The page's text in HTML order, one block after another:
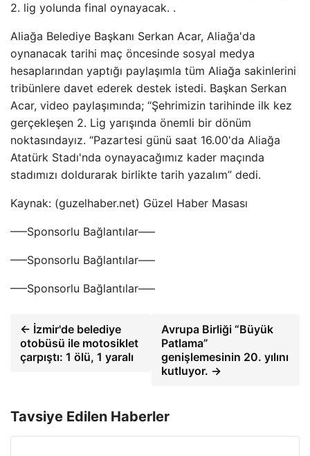
2. lig yolunda final oynayacak. .
Aliağa Belediye Başkanı Serkan Acar, Aliağa'da
oynanacak tarihi maç öncesinde sosyal medya
hesaplarından yaptığı paylaşımla tüm Aliağa sakinlerini
tribünlere davet ederek destek istedi. Başkan Serkan
Acar, video paylaşımında; “Şehrimizin tarihinde ilk kez
gerçekleşen 2. Lig yarışında önemli bir dönüm
noktasındayız. “Pazartesi günü saat 16.00'da Aliağa
Atatürk Stadı'nda oynayacağımız kader maçında
stadımızı doldurarak birlikte tarih yazalım” dedi.
Kaynak: (guzelhaber.net) Güzel Haber Masası
—–Sponsorlu Bağlantılar—–
—–Sponsorlu Bağlantılar—–
—–Sponsorlu Bağlantılar—–
← İzmir'de belediye
otobüsü ile motosiklet
çarpıştı: 1 ölü, 1 yaralı
Avrupa Birliği “Büyük
Patlama”
genişlemesinin 20. yılını
kutluyor. →
Tavsiye Edilen Haberler